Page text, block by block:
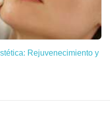
Rejuvenecimiento y